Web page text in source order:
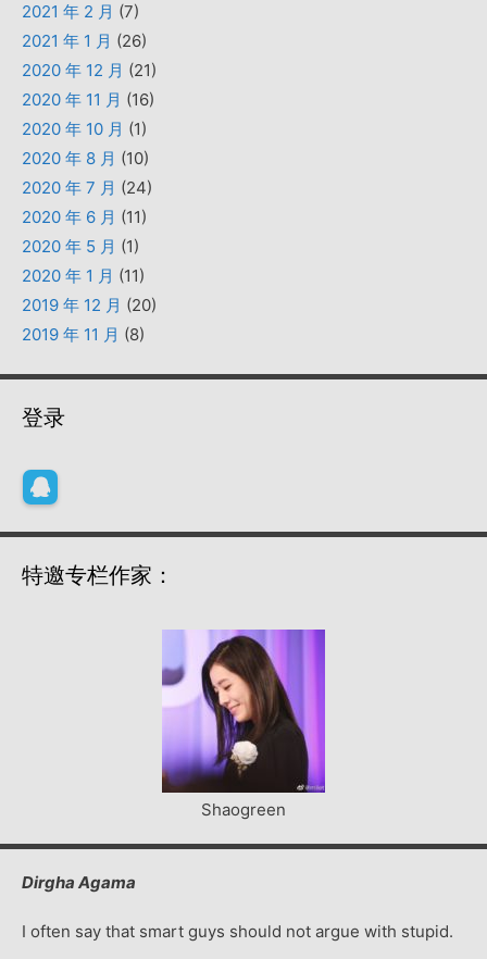
2021 年 2 月 (7)
2021 年 1 月 (26)
2020 年 12 月 (21)
2020 年 11 月 (16)
2020 年 10 月 (1)
2020 年 8 月 (10)
2020 年 7 月 (24)
2020 年 6 月 (11)
2020 年 5 月 (1)
2020 年 1 月 (11)
2019 年 12 月 (20)
2019 年 11 月 (8)
登录
特邀专栏作家：
Shaogreen
Dirgha Agama
I often say that smart guys should not argue with stupid.